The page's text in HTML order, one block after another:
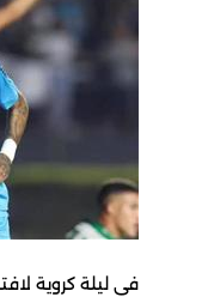
في ليلة كروية